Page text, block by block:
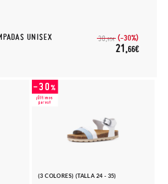
UNISEX
30,95€ (-30%)
21,66€
(3 COLORES) (TALLA 24 - 35)